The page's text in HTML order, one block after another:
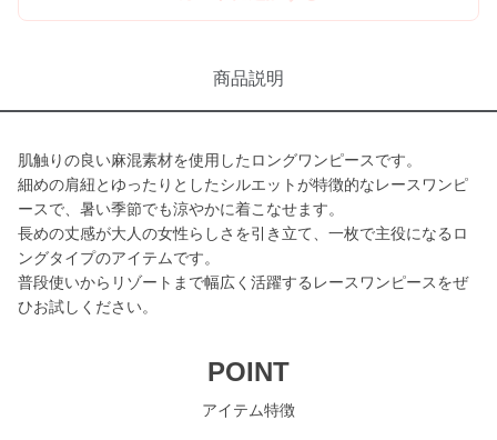
商品説明
肌触りの良い麻混素材を使用したロングワンピースです。
細めの肩紐とゆったりとしたシルエットが特徴的なレースワンピ
ースで、暑い季節でも涼やかに着こなせます。
長めの丈感が大人の女性らしさを引き立て、一枚で主役になるロ
ングタイプのアイテムです。
普段使いからリゾートまで幅広く活躍するレースワンピースをぜ
ひお試しください。
POINT
アイテム特徴